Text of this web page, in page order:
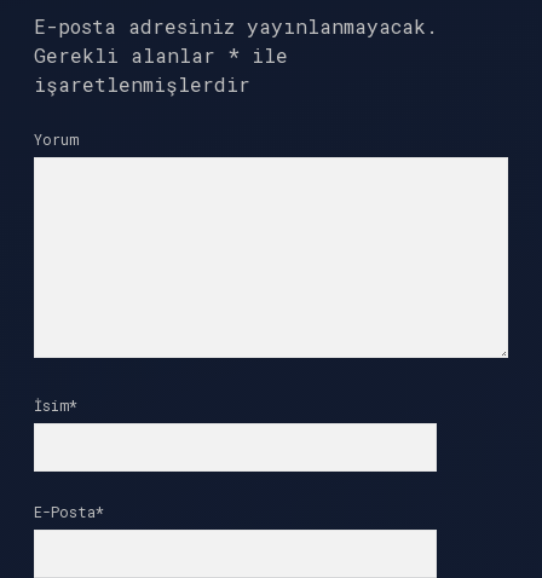
E-posta adresiniz yayınlanmayacak.
Gerekli alanlar * ile
işaretlenmişlerdir
Yorum
İsim*
E-Posta*